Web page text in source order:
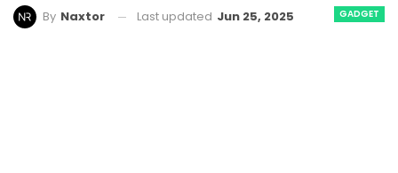
GADGET
By Naxtor Last updated Jun 25, 2025